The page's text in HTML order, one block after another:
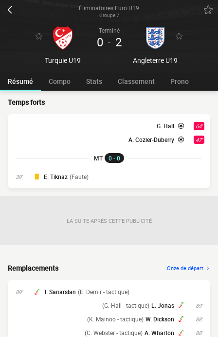
Éliminatoires Euro U19
Groupe 7
Turquie U19
Terminé
0 - 2
Angleterre U19
Résumé Compo Stats Classement Prono
Temps forts
64'
G. Hall
47'
A. Cozier-Duberry
MT 0 - 0
39' E. Tıknaz (Faute)
LA SUITE APRÈS CETTE PUBLICITÉ
Remplacements Onze de départ
89' T. Sarıarslan (E. Demir - tactique)
89'
L. Jonas
(G. Hall - tactique)
88'
W. Dickson
(K. Mainoo - tactique)
88'
A. Wharton
(C. Webster - tactique)